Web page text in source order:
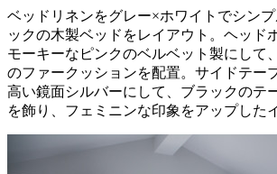
ベッドリネンをグレー×ホワイトでシン
ックの木製ベッドをレイアウト。ヘッド
モーキーなピンクのベルベット製にして
のファークッションを配置。サイドテー
高い鏡面シルバーにして、ブラックのテ
を飾り、フェミニンな印象をアップした